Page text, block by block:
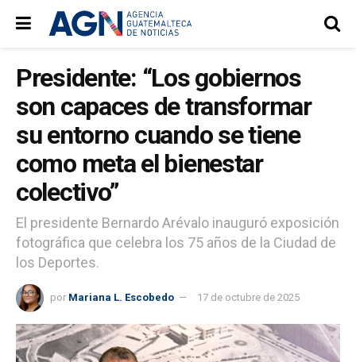
Presidente: “Los gobiernos
son capaces de transformar
su entorno cuando se tiene
como meta el bienestar
colectivo”
El presidente Bernardo Arévalo inauguró exposición
fotográfica que celebra los 75 años de la Ciudad de
los Deportes.
por Mariana L. Escobedo 17 de octubre de 2025